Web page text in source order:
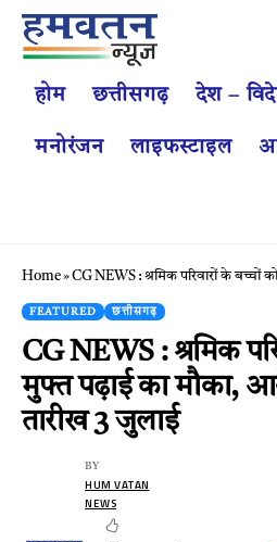
होम छत्तीसगढ़ देश –
मनोरंजन लाइफस्टाइल
Home»CG NEWS : श्रमिक परिवारों के बच्चों को मुफ्त
FEATURED छत्तीसगढ़
CG NEWS : श्रमिक
मुफ्त पढ़ाई का मौका,
तारीख 3 जुलाई
BY
HUM VATAN
NEWS